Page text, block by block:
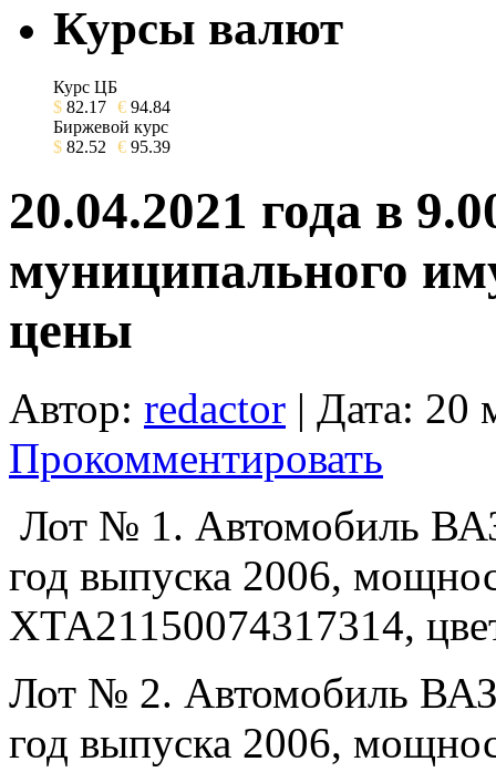
Курсы валют
Курс ЦБ
$ 82.17 € 94.84
Биржевой курс
$ 82.52 € 95.39
20.04.2021 года в
муниципального
цены
Автор: redactor | Дата: 20
Прокомментировать
Лот № 1. Автомобиль
год выпуска 2006,
ХТА21150074317314,
Лот № 2. Автомобиль
год выпуска 2006,